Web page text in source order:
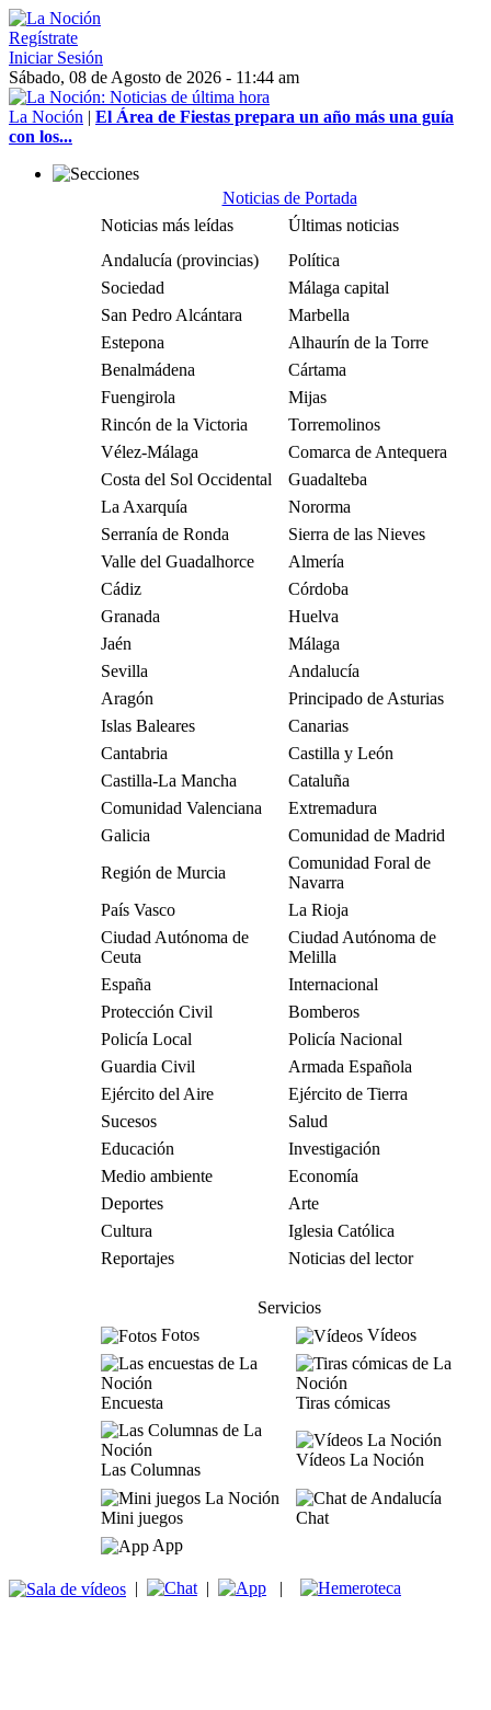
Regístrate
Iniciar Sesión
Sábado, 08 de Agosto de 2026 - 11:44 am
La Noción | El Área de Fiestas prepara un año más una guía
con los...
Noticias de Portada
Noticias más leídas
Últimas noticias
Andalucía (provincias)
Política
Sociedad
Málaga capital
San Pedro Alcántara
Marbella
Estepona
Alhaurín de la Torre
Benalmádena
Cártama
Fuengirola
Mijas
Rincón de la Victoria
Torremolinos
Vélez-Málaga
Comarca de Antequera
Costa del Sol Occidental
Guadalteba
La Axarquía
Nororma
Serranía de Ronda
Sierra de las Nieves
Valle del Guadalhorce
Almería
Cádiz
Córdoba
Granada
Huelva
Jaén
Málaga
Sevilla
Andalucía
Aragón
Principado de Asturias
Islas Baleares
Canarias
Cantabria
Castilla y León
Castilla-La Mancha
Cataluña
Comunidad Valenciana
Extremadura
Galicia
Comunidad de Madrid
Región de Murcia
Comunidad Foral de
Navarra
País Vasco
La Rioja
Ciudad Autónoma de
Ceuta
Ciudad Autónoma de
Melilla
España
Internacional
Protección Civil
Bomberos
Policía Local
Policía Nacional
Guardia Civil
Armada Española
Ejército del Aire
Ejército de Tierra
Sucesos
Salud
Educación
Investigación
Medio ambiente
Economía
Deportes
Arte
Cultura
Iglesia Católica
Reportajes
Noticias del lector
Servicios
Fotos
Vídeos
Encuesta Tiras cómicas
Las Columnas
Vídeos La Noción
Mini juegos
Chat
App
| | |